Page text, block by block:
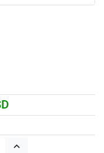
keyboard_arrow_up